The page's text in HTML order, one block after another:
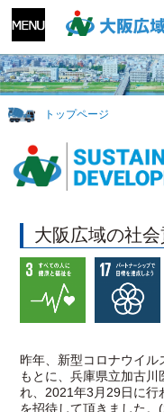
トップページ
大阪広域の社
昨年、新型コロナウイル
もとに、兵庫県立加古
れ、2021年3月29日に行
を招待して頂きました